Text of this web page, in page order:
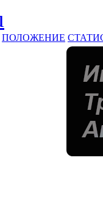
ПОЛОЖЕНИЕ